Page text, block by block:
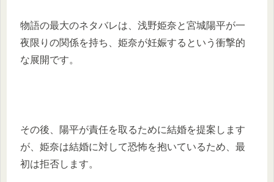
物語の最大のネタバレは、浅野姫奈と宮城陽平が一
夜限りの関係を持ち、姫奈が妊娠するという衝撃的
な展開です。
その後、陽平が責任を取るために結婚を提案します
が、姫奈は結婚に対して恐怖を抱いているため、最
初は拒否します。